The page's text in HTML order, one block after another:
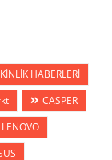
HABERLERİ
CASPER
LENOVO